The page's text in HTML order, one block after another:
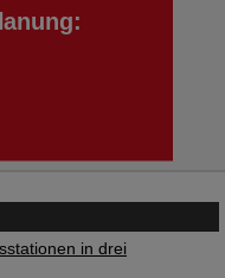
in drei